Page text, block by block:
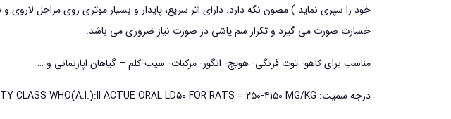
خود را سپری نماید ) مصون نگه دارد. دارای اثر سریع، پایدار و بسیار موثری روی مراحل
خسارت صورت می گیرد و تکرار سم پاشی در صورت نیاز ضروری می باشد.
مناسب برای کاهو- توت فرنگی- هویج- انگور- مرکبات- سیب-کلم – گیاهان اپارنمانی و …
درجه سمیت: TOXICITY CLASS WHO(A.I.):II ACTUE ORAL LD۵۰ FOR RATS = ۲۵۰-۴۱۵۰ MG/KG